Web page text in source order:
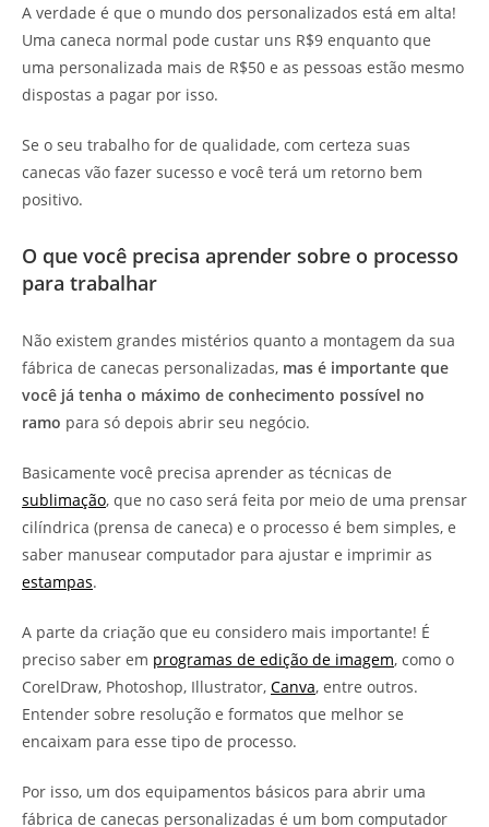
A verdade é que o mundo dos personalizados está em alta!
Uma caneca normal pode custar uns R$9 enquanto que
uma personalizada mais de R$50 e as pessoas estão mesmo
dispostas a pagar por isso.
Se o seu trabalho for de qualidade, com certeza suas
canecas vão fazer sucesso e você terá um retorno bem
positivo.
O que você precisa aprender sobre o processo
para trabalhar
Não existem grandes mistérios quanto a montagem da sua
fábrica de canecas personalizadas, mas é importante que
você já tenha o máximo de conhecimento possível no
ramo para só depois abrir seu negócio.
Basicamente você precisa aprender as técnicas de
sublimação, que no caso será feita por meio de uma prensar
cilíndrica (prensa de caneca) e o processo é bem simples, e
saber manusear computador para ajustar e imprimir as
estampas.
A parte da criação que eu considero mais importante! É
preciso saber em programas de edição de imagem, como o
CorelDraw, Photoshop, Illustrator, Canva, entre outros.
Entender sobre resolução e formatos que melhor se
encaixam para esse tipo de processo.
Por isso, um dos equipamentos básicos para abrir uma
fábrica de canecas personalizadas é um bom computador